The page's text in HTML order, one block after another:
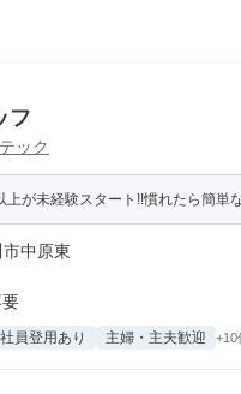
フ
ック
上が未経験スタート!!慣れたら簡
中原東
社員登用あり 主婦・主夫歓迎 +10